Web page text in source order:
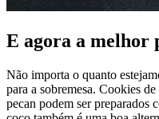
E agora a melhor
Não importa o quanto
para a sobremesa. Cookies
pecan podem ser preparados